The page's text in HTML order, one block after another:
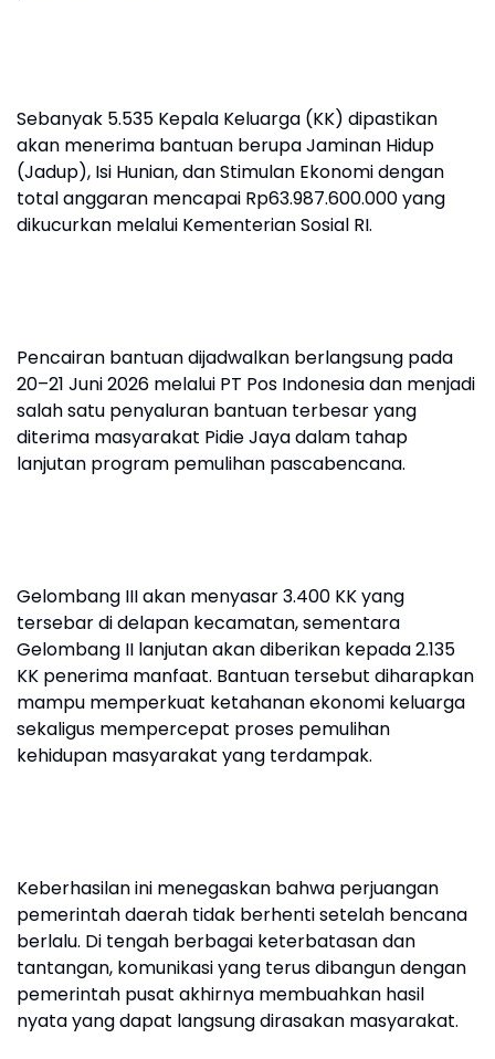
Sebanyak 5.535 Kepala Keluarga (KK) dipastikan
akan menerima bantuan berupa Jaminan Hidup
(Jadup), Isi Hunian, dan Stimulan Ekonomi dengan
total anggaran mencapai Rp63.987.600.000 yang
dikucurkan melalui Kementerian Sosial RI.
Pencairan bantuan dijadwalkan berlangsung pada
20–21 Juni 2026 melalui PT Pos Indonesia dan menjadi
salah satu penyaluran bantuan terbesar yang
diterima masyarakat Pidie Jaya dalam tahap
lanjutan program pemulihan pascabencana.
Gelombang III akan menyasar 3.400 KK yang
tersebar di delapan kecamatan, sementara
Gelombang II lanjutan akan diberikan kepada 2.135
KK penerima manfaat. Bantuan tersebut diharapkan
mampu memperkuat ketahanan ekonomi keluarga
sekaligus mempercepat proses pemulihan
kehidupan masyarakat yang terdampak.
Keberhasilan ini menegaskan bahwa perjuangan
pemerintah daerah tidak berhenti setelah bencana
berlalu. Di tengah berbagai keterbatasan dan
tantangan, komunikasi yang terus dibangun dengan
pemerintah pusat akhirnya membuahkan hasil
nyata yang dapat langsung dirasakan masyarakat.